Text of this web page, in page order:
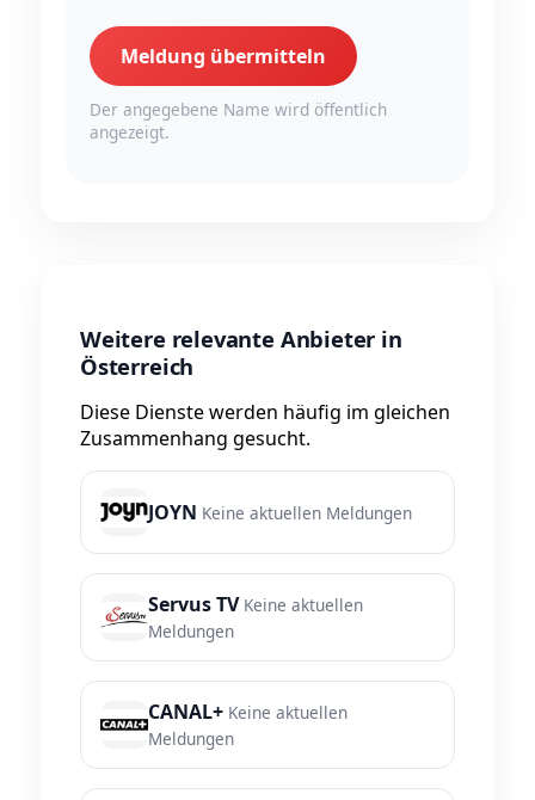
Meldung übermitteln
Der angegebene Name wird öffentlich
angezeigt.
Weitere relevante Anbieter in
Österreich
Diese Dienste werden häufig im gleichen
Zusammenhang gesucht.
JOYN Keine aktuellen Meldungen
Servus TV Keine aktuellen
Meldungen
CANAL+ Keine aktuellen
Meldungen